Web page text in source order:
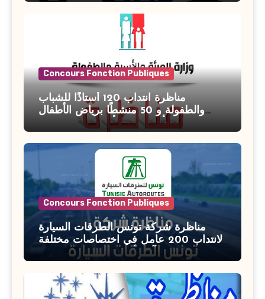
Concours Fonction Publiques
مناظرة انتداب 120 أستاذًا للشباب
والطفولة و 50 منشطًا برياض الأطفال
بوزارة الأسرة والمرأة والطفولة وكبار
السن آخر أجل للتسجيل : 27 جويلية 2026
Concours Fonction Publiques
مناظرة شركة تونس الطرقات السيارة
لانتداب 200 عامل في اختصاصات مختلفة
آخر أجل : 21 جويلية 2026